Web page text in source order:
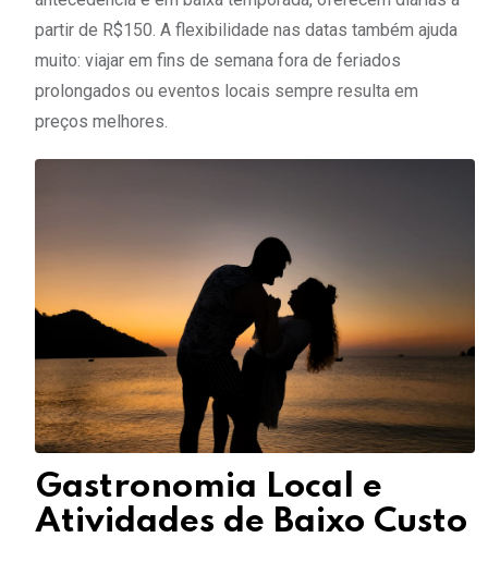
partir de R$150. A flexibilidade nas datas também ajuda
muito: viajar em fins de semana fora de feriados
prolongados ou eventos locais sempre resulta em
preços melhores.
Gastronomia Local e
Atividades de Baixo Custo